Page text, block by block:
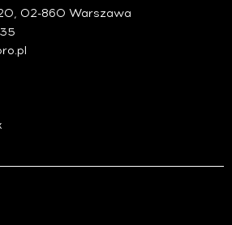
02-860 Warszawa